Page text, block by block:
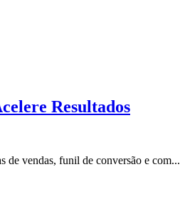
Resultados
de vendas, funil de conversão e com...